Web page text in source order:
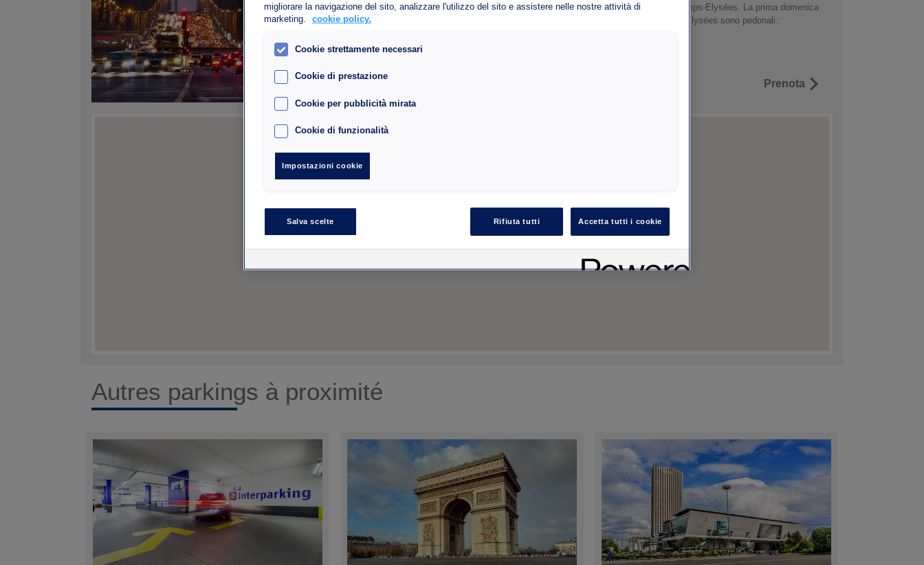
Warwick, al cabaret Lido, al Drugstore. È il parcheggio da prediligere per una passeggiata sugli Champs-Elysées. La prima domenica
del mese non è possibile accedere in auto al parcheggio Berri Champs-Elysées poiché gli Champs-Elysées sono pedonali.
La tua richiesta
Prenota
Autres parkings à proximité
migliorare la navigazione del sito, analizzare l'utilizzo del sito e assistere nelle nostre attività di
marketing.
cookie policy.
Cookie strettamente necessari
Cookie di prestazione
Cookie per pubblicità mirata
Cookie di funzionalità
Impostazioni cookie
Salva scelte Rifiuta tutti Accetta tutti i cookie